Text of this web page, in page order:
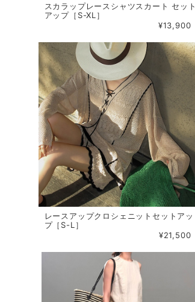
スカラップレースシャツスカート セット
アップ［S-XL］
¥13,900
レースアップクロシェニットセットアッ
プ［S-L］
¥21,500